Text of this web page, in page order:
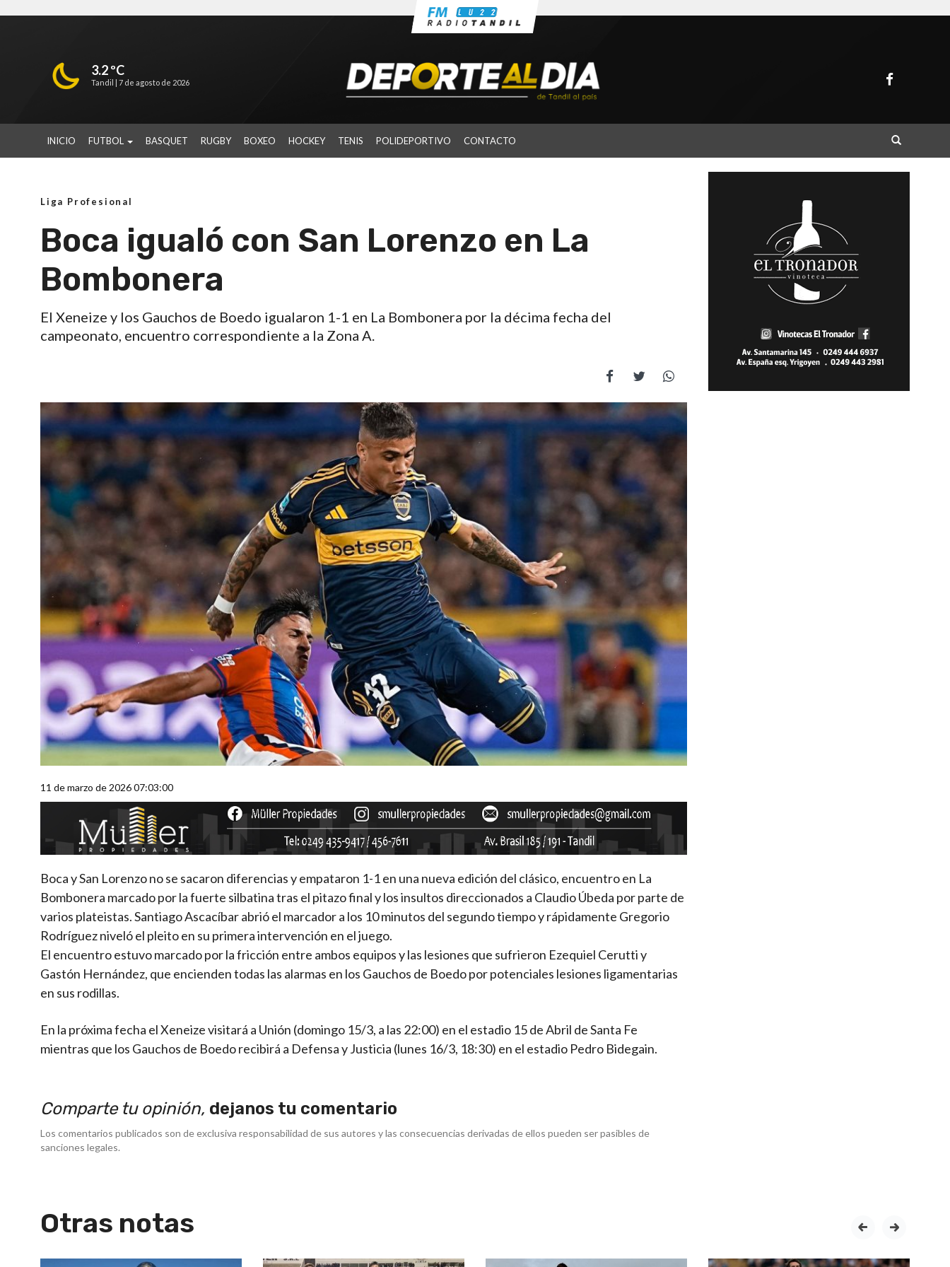
3.2 ºC
Tandil | 7 de agosto de 2026
INICIO FUTBOL BASQUET RUGBY BOXEO HOCKEY TENIS POLIDEPORTIVO CONTACTO
Liga Profesional
Boca igualó con San Lorenzo en La
Bombonera
El Xeneize y los Gauchos de Boedo igualaron 1-1 en La Bombonera por la décima fecha del
campeonato, encuentro correspondiente a la Zona A.
11 de marzo de 2026 07:03:00
Boca y San Lorenzo no se sacaron diferencias y empataron 1-1 en una nueva edición del clásico, encuentro en La
Bombonera marcado por la fuerte silbatina tras el pitazo final y los insultos direccionados a Claudio Úbeda por parte de
varios plateistas. Santiago Ascacíbar abrió el marcador a los 10 minutos del segundo tiempo y rápidamente Gregorio
Rodríguez niveló el pleito en su primera intervención en el juego.
El encuentro estuvo marcado por la fricción entre ambos equipos y las lesiones que sufrieron Ezequiel Cerutti y
Gastón Hernández, que encienden todas las alarmas en los Gauchos de Boedo por potenciales lesiones ligamentarias
en sus rodillas.
En la próxima fecha el Xeneize visitará a Unión (domingo 15/3, a las 22:00) en el estadio 15 de Abril de Santa Fe
mientras que los Gauchos de Boedo recibirá a Defensa y Justicia (lunes 16/3, 18:30) en el estadio Pedro Bidegain.
Comparte tu opinión, dejanos tu comentario
Los comentarios publicados son de exclusiva responsabilidad de sus autores y las consecuencias derivadas de ellos pueden ser pasibles de
sanciones legales.
Otras notas prev next